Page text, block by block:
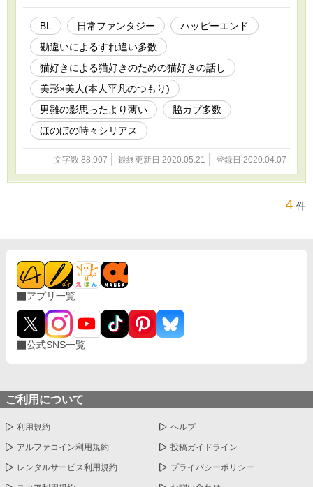
BL 日常ファンタジー
ハッピーエンド
勘違いによるすれ違い多数
猫好きによる猫好きのための猫好きの話し
美形×美人(本人平凡のつもり)
男雛の影思ったより薄い
脇カプ多数
ほのぼの時々シリアス
文字数 88,907 最終更新日 2020.05.21 登録日 2020.04.07
4 件
アプリ一覧
公式SNS一覧
ご利用について
利用規約 ヘルプ
アルファコイン利用規約 投稿ガイドライン
レンタルサービス利用規約 プライバシーポリシー